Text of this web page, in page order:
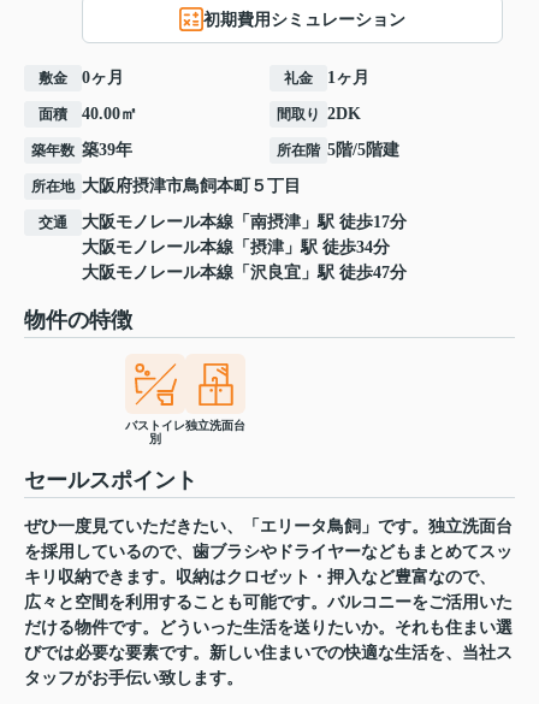
初期費用シミュレーション
敷金 0ヶ月 礼金 1ヶ月
面積 40.00㎡ 間取り 2DK
築年数 築39年 所在階 5階/5階建
所在地 大阪府摂津市鳥飼本町 ５丁目
交通 大阪モノレール本線 「 南摂津 」駅 徒歩17分
大阪モノレール本線 「 摂津 」駅 徒歩34分
大阪モノレール本線 「 沢良宜 」駅 徒歩47分
物件の特徴
バストイレ
別
独立洗面台
セールスポイント
ぜひ一度見ていただきたい、「エリータ鳥飼」です。独立洗面台
を採用しているので、歯ブラシやドライヤーなどもまとめてスッ
キリ収納できます。収納はクロゼット・押入など豊富なので、
広々と空間を利用することも可能です。バルコニーをご活用いた
だける物件です。どういった生活を送りたいか。それも住まい選
びでは必要な要素です。新しい住まいでの快適な生活を、当社ス
タッフがお手伝い致します。